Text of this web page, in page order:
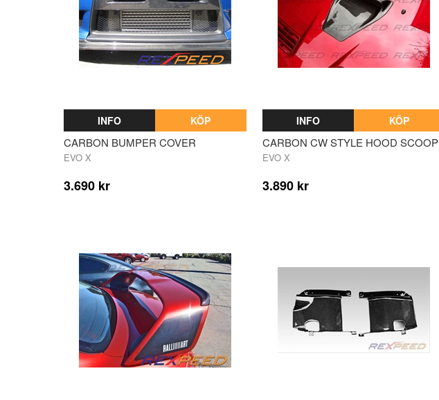
INFO KÖP
CARBON BUMPER COVER
EVO X
3.690 kr
INFO KÖP
CARBON CW STYLE HOOD SCOOP
EVO X
3.890 kr